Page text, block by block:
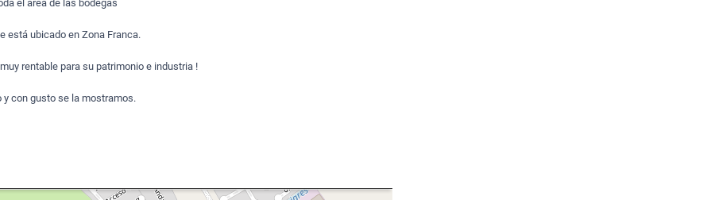
el área de las bodegas
está ubicado en Zona Franca.
rentable para su patrimonio e industria !
y con gusto se la mostramos.